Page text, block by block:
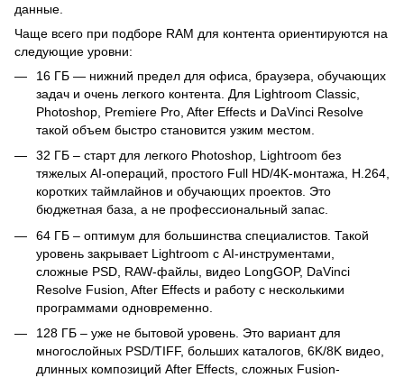
данные.
Чаще всего при подборе RAM для контента ориентируются на
следующие уровни:
16 ГБ — нижний предел для офиса, браузера, обучающих
задач и очень легкого контента. Для Lightroom Classic,
Photoshop, Premiere Pro, After Effects и DaVinci Resolve
такой объем быстро становится узким местом.
32 ГБ – старт для легкого Photoshop, Lightroom без
тяжелых AI-операций, простого Full HD/4K-монтажа, H.264,
коротких таймлайнов и обучающих проектов. Это
бюджетная база, а не профессиональный запас.
64 ГБ – оптимум для большинства специалистов. Такой
уровень закрывает Lightroom с AI-инструментами,
сложные PSD, RAW-файлы, видео LongGOP, DaVinci
Resolve Fusion, After Effects и работу с несколькими
программами одновременно.
128 ГБ – уже не бытовой уровень. Это вариант для
многослойных PSD/TIFF, больших каталогов, 6K/8K видео,
длинных композиций After Effects, сложных Fusion-